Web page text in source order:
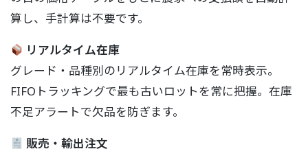
算し、手計算は不要です。
リアルタイム在庫
グレード・品種別のリアルタイム在庫を常時表示。
FIFOトラッキングで最も古いロットを常に把握。在庫
不足アラートで欠品を防ぎます。
販売・輸出注文